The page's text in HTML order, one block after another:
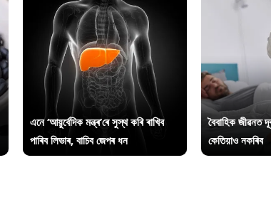
এনে ‘আয়ুৰ্বেদিক মন্ত্ৰ’ৰে সুস্থ কৰি ৰাখিব
পাৰিব লিভাৰ, বাচিব জেপৰ ধন
বৈবাহিক জীৱনত
কেতিয়াও নকৰিব